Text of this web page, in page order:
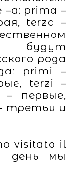
–a: prima –
terza –
будут
рода
primi –
terzi –
первые,
третьи и
visitato il
день мы